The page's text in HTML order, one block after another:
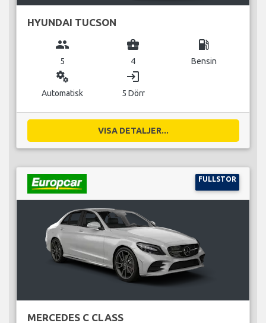
HYUNDAI TUCSON
group
5
business_center
4
local_gas_station
Bensin
miscellaneous_services
Automatisk
login
5 Dörr
VISA DETALJER...
FULLSTOR
MERCEDES C CLASS